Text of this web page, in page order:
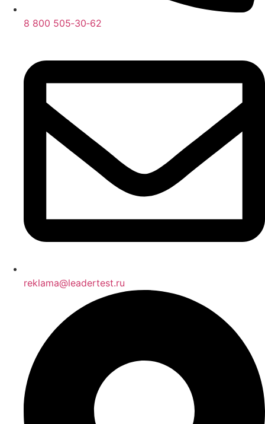
8 800 505‑30‑62
reklama@leadertest.ru